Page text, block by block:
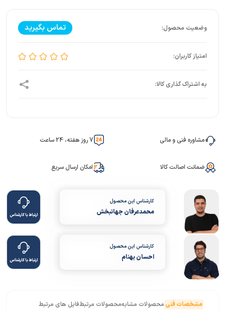
تماس بگیرید
مشاوره فنی و مالی 7 روز هفته، 24 ساعت
ضمانت اصالت کالا امکان ارسال سریع
کارشناس این محصول
محمدعرفان جهانبخش ارتباط با کارشناس
کارشناس این محصول
احسان بهنام ارتباط با کارشناس
مشخصات فنی محصولات مشابهمحصولات مرتبطفایل های مرتبط